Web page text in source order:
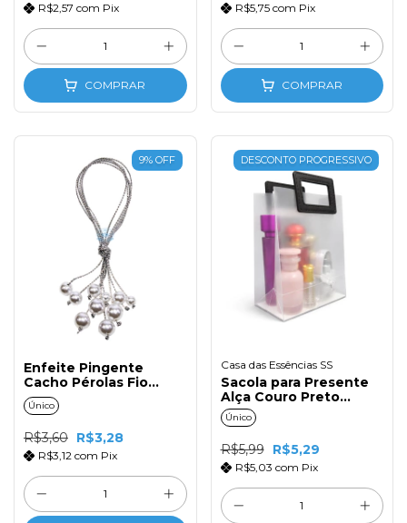
R$2,57 com Pix
COMPRAR
R$5,75 com Pix
COMPRAR
9% OFF
Enfeite Pingente
Cacho Pérolas Fio
Prata 1 unidade
Único
R$3,60 R$3,28
R$3,12 com Pix
DESCONTO PROGRESSIVO
Casa das Essências SS
Sacola para Presente
Alça Couro Preto
16X19X8
Único
R$5,99 R$5,29
R$5,03 com Pix